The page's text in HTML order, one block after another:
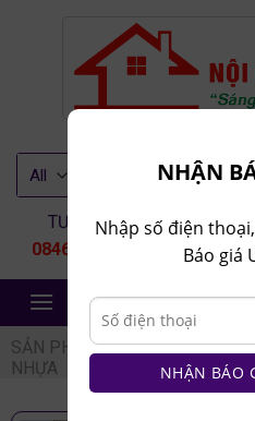
TƯ VẤN 1
0846.80.9999
TƯ
NỘI THẤT TRẺ 24H
SẢN PHẨM / NỘI THẤT NHÀ
NHỰA
NHẬN
Nhập số điện
Báo giá
NHẬN BÁO